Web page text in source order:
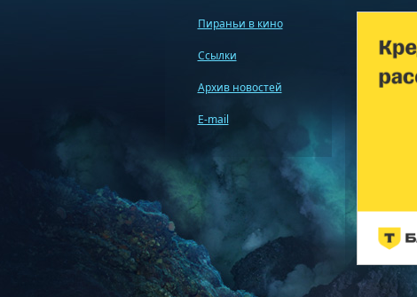
Пираньи в кино
Ссылки
Архив новостей
E-mail